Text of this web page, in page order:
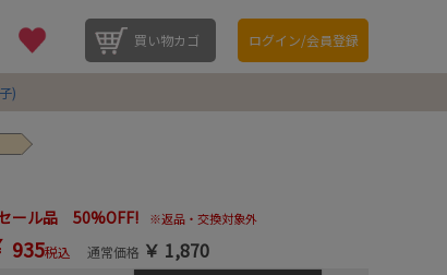
買い物カゴ ログイン/会員登録
)
ール品 50%OFF! ※返品・交換対象外
935税込 通常価格 ￥ 1,870